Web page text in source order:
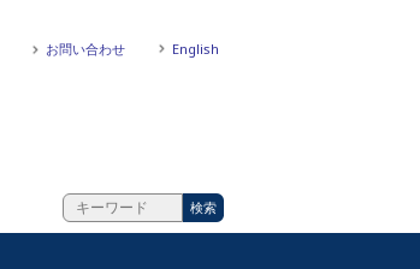
お問い合わせ English